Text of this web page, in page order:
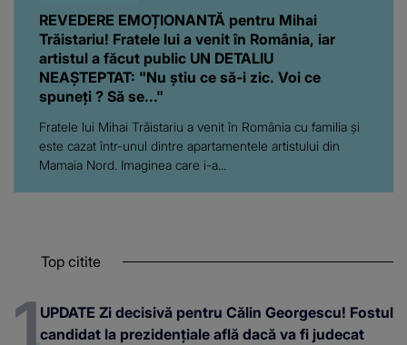
REVEDERE EMOȚIONANTĂ pentru Mihai
Trăistariu! Fratele lui a venit în România, iar
artistul a făcut public UN DETALIU
NEAȘTEPTAT: "Nu știu ce să-i zic. Voi ce
spuneți ? Să se..."
Fratele lui Mihai Trăistariu a venit în România cu familia și
este cazat într-unul dintre apartamentele artistului din
Mamaia Nord. Imaginea care i-a...
Top citite
UPDATE Zi decisivă pentru Călin Georgescu! Fostul
candidat la prezidențiale află dacă va fi judecat